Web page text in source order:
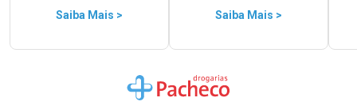
Saiba Mais > Saiba Mais >
Ir para a Home